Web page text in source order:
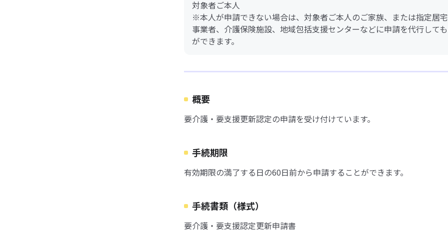
対象者ご本人
※本人が申請できない場合は、対象者ご本人のご家族、または指定居
事業者、介護保険施設、地域包括支援センターなどに申請を代行して
ができます。
概要
要介護・要支援更新認定の申請を受け付けています。
手続期限
有効期限の満了する日の60日前から申請することができます。
手続書類（様式）
要介護・要支援認定更新申請書